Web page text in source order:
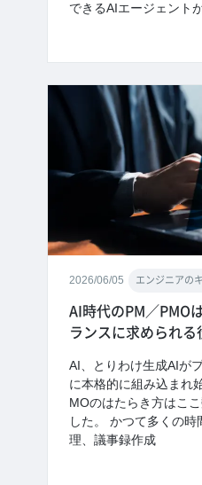
できるAIエージェント
2026/06/05 エンジニアの
AI時代のPM／PMO
ランスに求められ
AI、とりわけ生成AIが
に本格的に組み込まれ
MOのはたらき方はこ
した。 かつて多くの
理、議事録作成